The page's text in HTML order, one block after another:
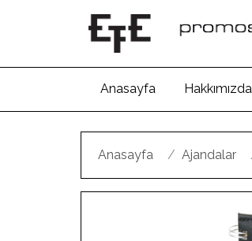
Anasayfa (current)Hakkımızda
Anasayfa Ajandalar